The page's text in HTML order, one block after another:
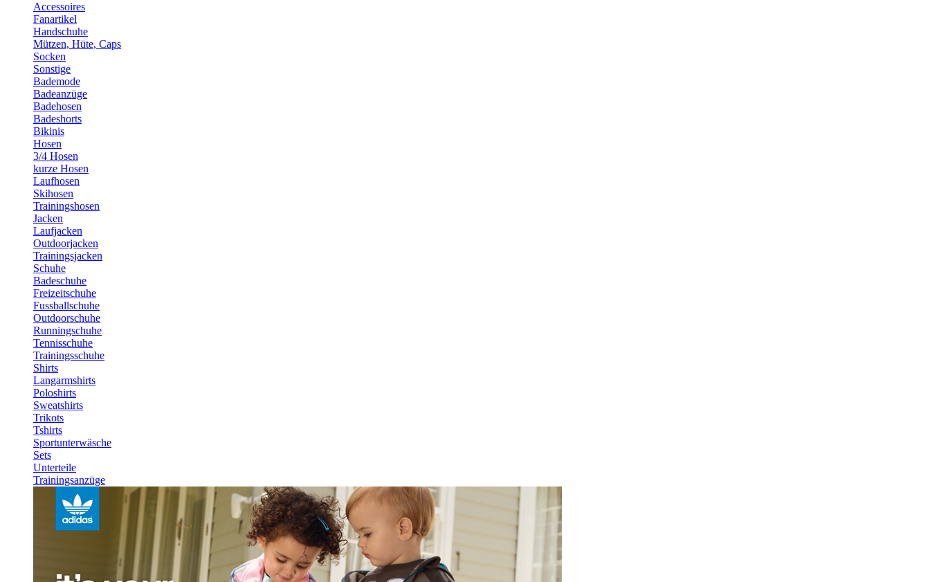
Accessoires
Fanartikel
Handschuhe
Mützen, Hüte, Caps
Socken
Sonstige
Bademode
Badeanzüge
Badehosen
Badeshorts
Bikinis
Hosen
3/4 Hosen
kurze Hosen
Laufhosen
Skihosen
Trainingshosen
Jacken
Laufjacken
Outdoorjacken
Trainingsjacken
Schuhe
Badeschuhe
Freizeitschuhe
Fussballschuhe
Outdoorschuhe
Runningschuhe
Tennisschuhe
Trainingsschuhe
Shirts
Langarmshirts
Poloshirts
Sweatshirts
Trikots
Tshirts
Sportunterwäsche
Sets
Unterteile
Trainingsanzüge